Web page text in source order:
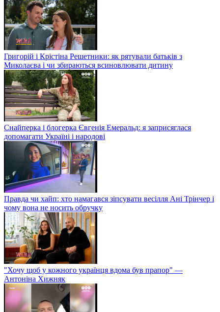
Григорій і Крістіна Решетники: як рятували батьків з
Миколаєва і чи збираються всиновлювати дитину
Снайперка і блогерка Євгенія Емеральд: я заприсяглася
допомагати Україні і народові
Правда чи хайп: хто намагався зіпсувати весілля Ані Трінчер і
чому вона не носить обручку
"Хочу щоб у кожного українця вдома був прапор" —
Антоніна Хижняк